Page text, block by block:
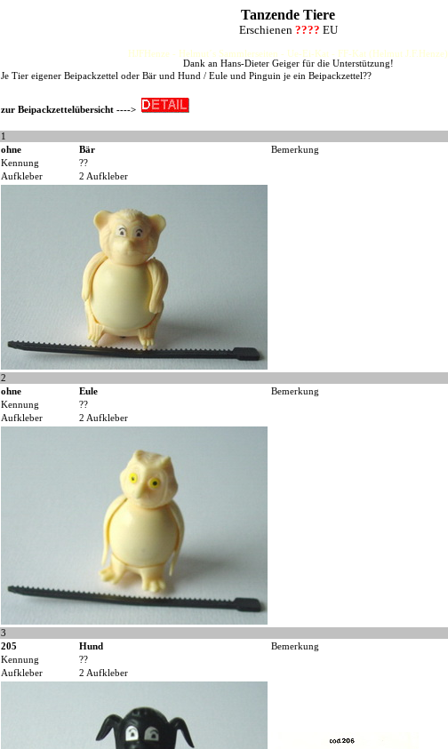
Tanzende Tiere
Erschienen ???? EU
HJFHenze - Helmut´s Sammlerseiten - Ue-Ei-Kat - FF-Kat (Helmut J.F.Henze)
Dank an Hans-Dieter Geiger für die Unterstützung!
Je Tier eigener Beipackzettel oder Bär und Hund / Eule und Pinguin je ein Beipackzettel??
zur Beipackzettelübersicht ---->
1
ohne
Bär
Bemerkung
Kennung
??
Aufkleber
2 Aufkleber
2
ohne
Eule
Bemerkung
Kennung
??
Aufkleber
2 Aufkleber
3
205
Hund
Bemerkung
Kennung
??
Aufkleber
2 Aufkleber